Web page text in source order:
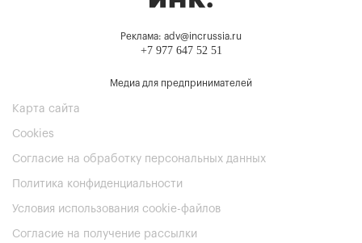
Реклама: adv@incrussia.ru
+7 977 647 52 51
Медиа для предпринимателей
Карта сайта
Cookies
Согласие на обработку персональных данных
Политика конфиденциальности
Условия использования cookie-файлов
Согласие на получение рассылки